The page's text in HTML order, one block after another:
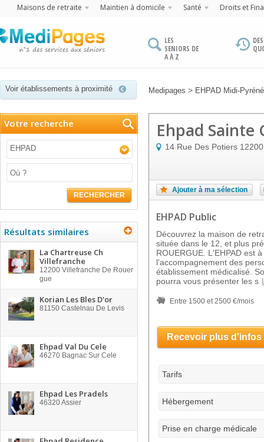
Maisons de retraite Maintien à domicile Santé Droits et
LES
SENIORS DE
A À Z
Voir établissements à proximité Medipages > EHPAD Midi-
Votre recherche
EHPAD
RECHERCHER
Résultats similaires
La Chartreuse Ch
Villefranche
12200 Villefranche De Rouer
gue
Korian Les Bles D'or
81150 Castelnau De Levis
Ehpad Val Du Cele
46270 Bagnac Sur Cele
Ehpad Les Pradels
46320Assier
Ehpad Sainte
14 Rue Des Potiers 12200
Ajouter à ma sélection
EHPAD Public
Découvrez la maison de
située dans le 12, et plus
ROUERGUE. L'EHPAD est
l'accompagnement des
établissement médicalisé.
pourra vous présenter les s
Entre 1500 et 2500 €/mois
Recevoir plus d'infos
Tarifs
Hébergement
Prise en charge médicale